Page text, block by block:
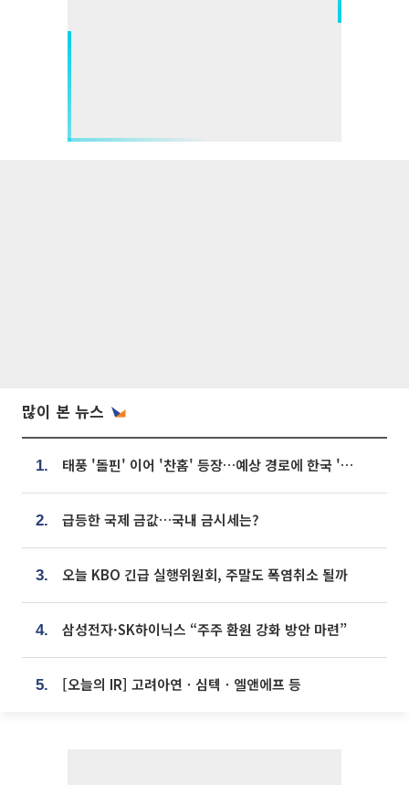
많이 본 뉴스
1. 태풍 '돌핀' 이어 '찬홈' 등장…예상 경로에 한국 '한숨'
2. 급등한 국제 금값…국내 금시세는?
3. 오늘 KBO 긴급 실행위원회, 주말도 폭염취소 될까
4. 삼성전자·SK하이닉스 “주주 환원 강화 방안 마련”
5. [오늘의 IR] 고려아연ㆍ심텍ㆍ엘앤에프 등